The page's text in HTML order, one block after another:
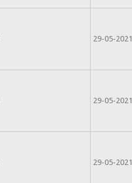
29-05-2021
29-05-2021
29-05-2021